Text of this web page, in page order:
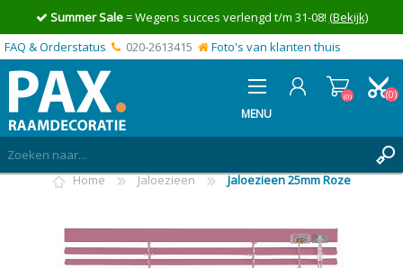
Summer Sale= Wegens succes verlengd t/m 31-08! (Bekijk)
FAQ & Orderstatus
020-2613415 Foto's van klanten thuis
MENU
MIJN OFFERTE
(0)
(0)
(0)
Home Jaloezieen Jaloezieen 25mm Roze